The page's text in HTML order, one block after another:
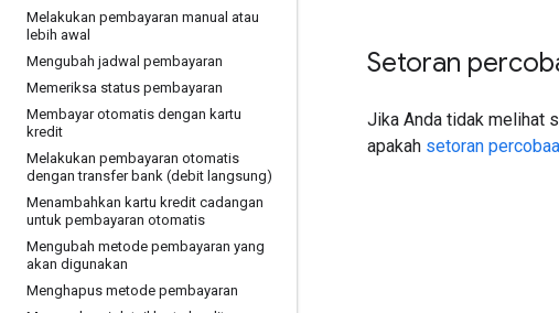
Melakukan pembayaran manual atau
lebih awal
Mengubah jadwal pembayaran
Memeriksa status pembayaran
Membayar otomatis dengan kartu
kredit
Melakukan pembayaran otomatis
dengan transfer bank (debit langsung)
Menambahkan kartu kredit cadangan
untuk pembayaran otomatis
Mengubah metode pembayaran yang
akan digunakan
Menghapus metode pembayaran
Setoran
Jika Anda tidak melihat
apakah setoran